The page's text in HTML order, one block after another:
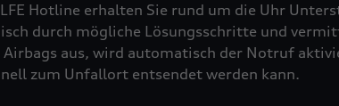
Hotline erhalten Sie rund um die Uhr
durch mögliche Lösungsschritte und
aus, wird automatisch der Notruf
zum Unfallort entsendet werden kann.